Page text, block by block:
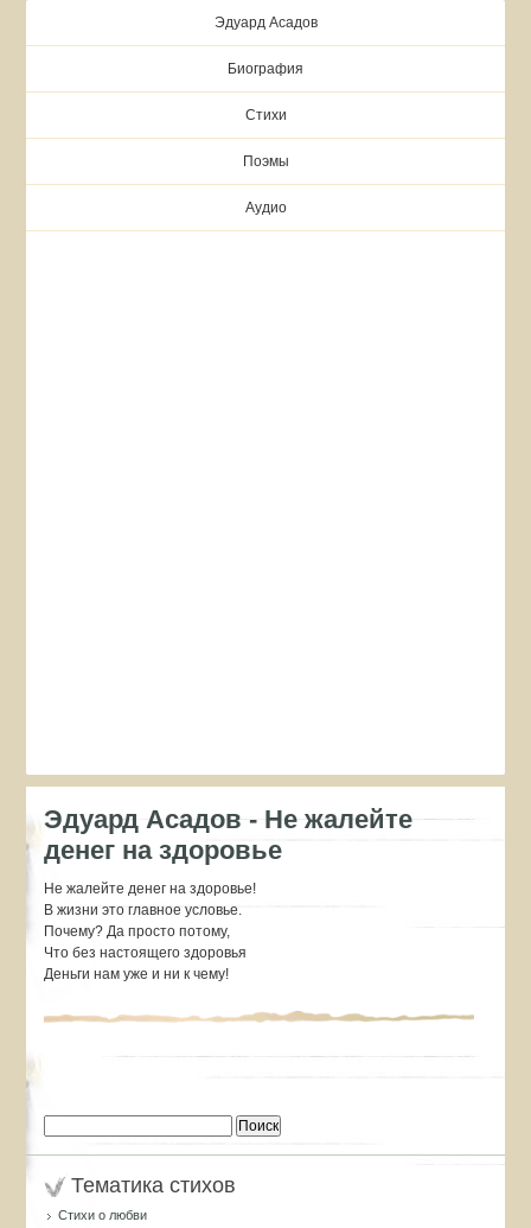
Эдуард Асадов
Биография
Стихи
Поэмы
Аудио
Эдуард Асадов - Не жалейте
денег на здоровье
Не жалейте денег на здоровье!
В жизни это главное условье.
Почему? Да просто потому,
Что без настоящего здоровья
Деньги нам уже и ни к чему!
Тематика стихов
Стихи о любви